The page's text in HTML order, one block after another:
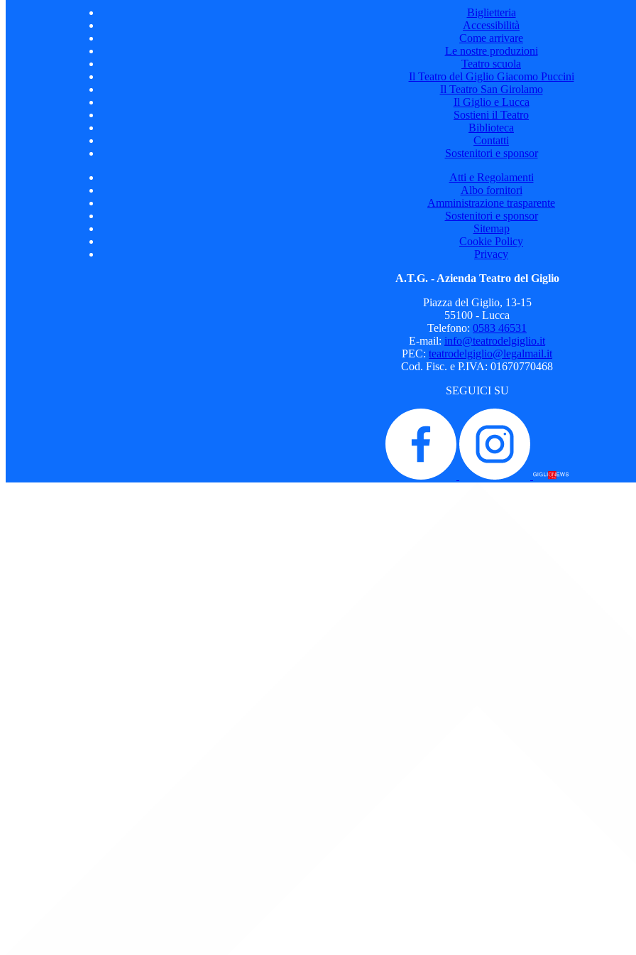
Biglietteria
Accessibilità
Come arrivare
Le nostre produzioni
Teatro scuola
Il Teatro del Giglio Giacomo Puccini
Il Teatro San Girolamo
Il Giglio e Lucca
Sostieni il Teatro
Biblioteca
Contatti
Sostenitori e sponsor
Atti e Regolamenti
Albo fornitori
Amministrazione trasparente
Sostenitori e sponsor
Sitemap
Cookie Policy
Privacy
A.T.G. - Azienda Teatro del Giglio
Piazza del Giglio, 13-15
55100 - Lucca
Telefono: 0583 46531
E-mail: info@teatrodelgiglio.it
PEC: teatrodelgiglio@legalmail.it
Cod. Fisc. e P.IVA: 01670770468
SEGUICI SU